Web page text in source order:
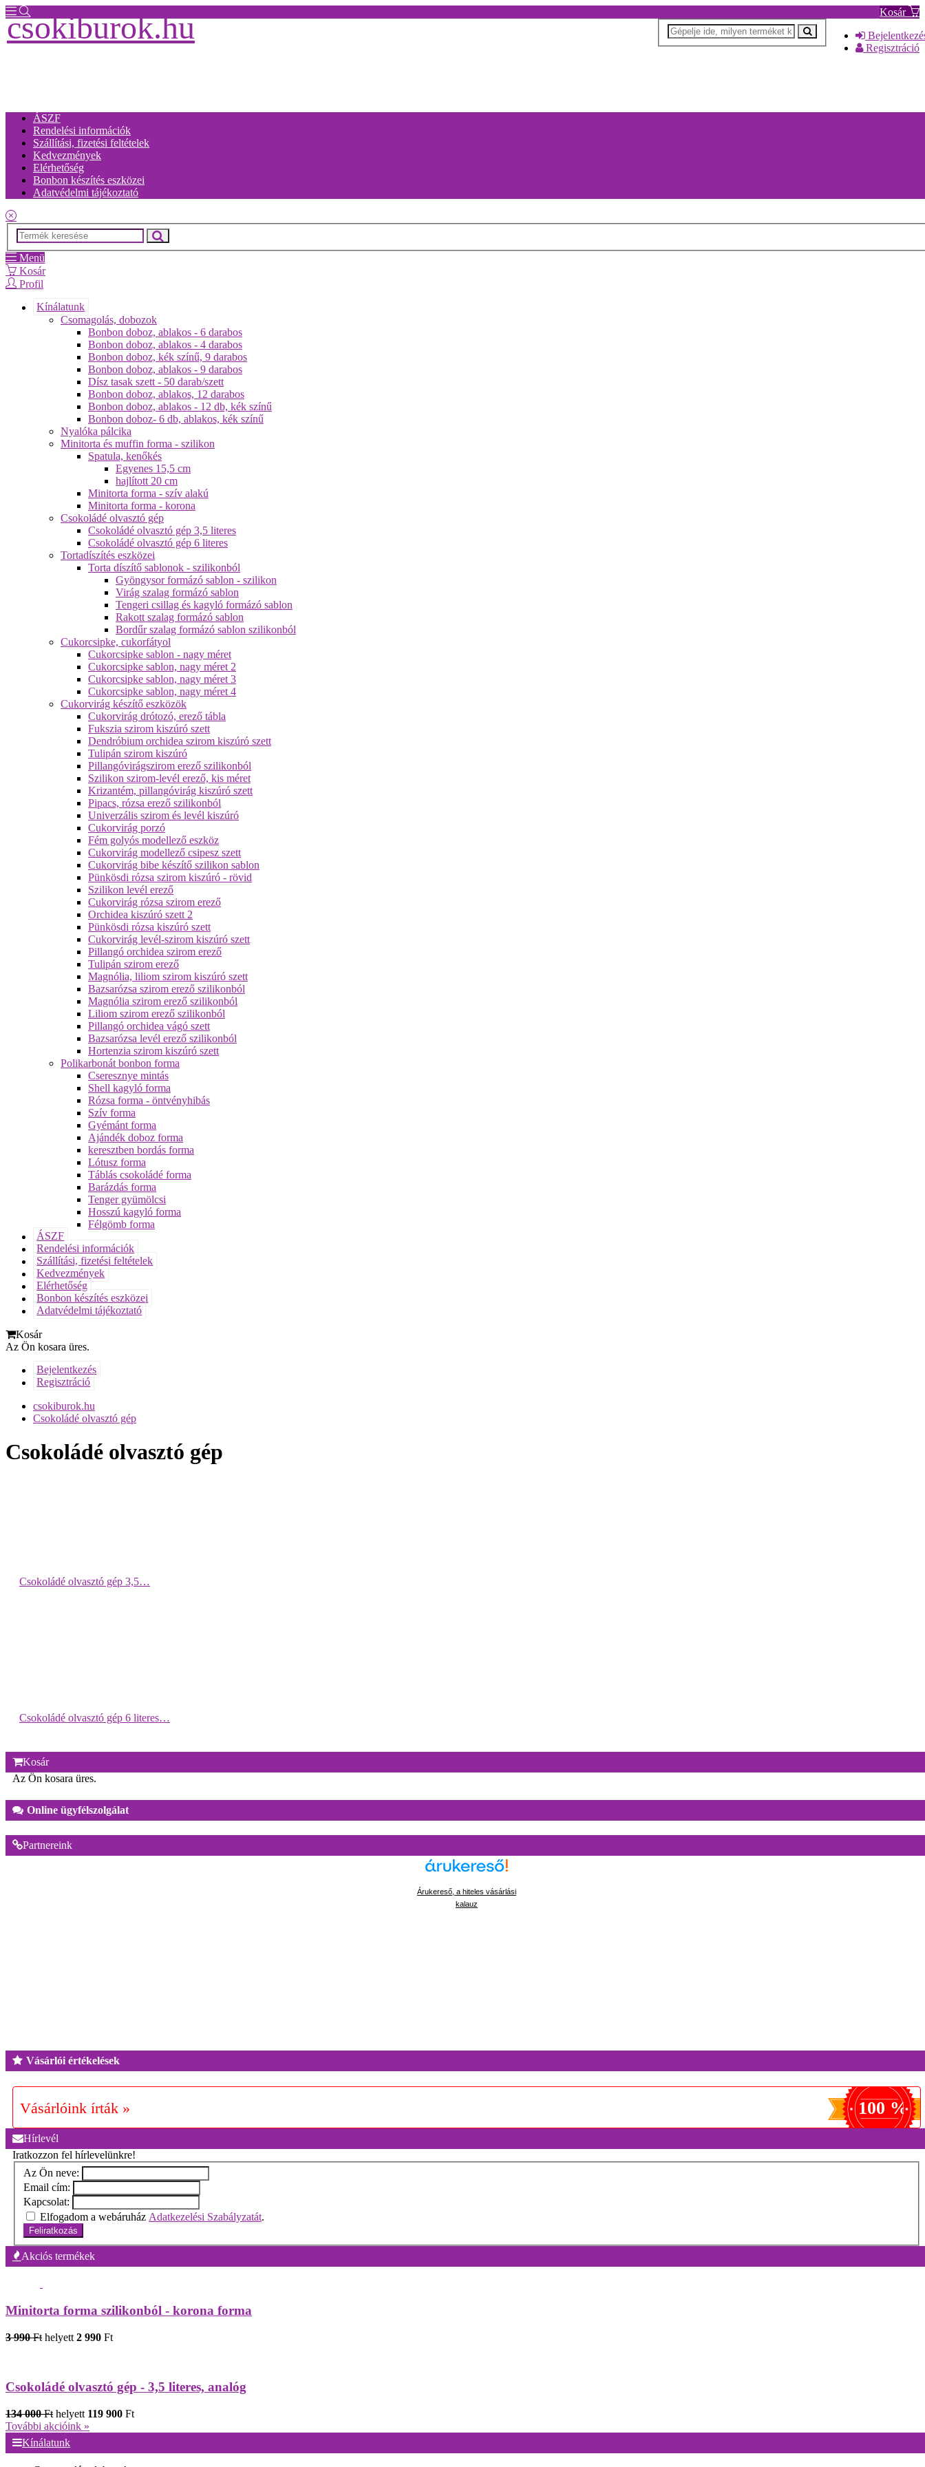
Kosár
Regisztráció
csokiburok.hu
ÁSZF
Rendelési információk
Szállítási, fizetési feltételek
Kedvezmények
Elérhetőség
Bonbon készítés eszközei
Adatvédelmi tájékoztató
Menü
Kosár
Profil
Kínálatunk
Csomagolás, dobozok
Bonbon doboz, ablakos - 6 darabos
Bonbon doboz, ablakos - 4 darabos
Bonbon doboz, kék színű, 9 darabos
Bonbon doboz, ablakos - 9 darabos
Dísz tasak szett - 50 darab/szett
Bonbon doboz, ablakos, 12 darabos
Bonbon doboz, ablakos - 12 db, kék színű
Bonbon doboz- 6 db, ablakos, kék színű
Nyalóka pálcika
Minitorta és muffin forma - szilikon
Spatula, kenőkés
Egyenes 15,5 cm
hajlított 20 cm
Minitorta forma - szív alakú
Minitorta forma - korona
Csokoládé olvasztó gép
Csokoládé olvasztó gép 3,5 literes
Csokoládé olvasztó gép 6 literes
Tortadíszítés eszközei
Torta díszítő sablonok - szilikonból
Gyöngysor formázó sablon - szilikon
Virág szalag formázó sablon
Tengeri csillag és kagyló formázó sablon
Rakott szalag formázó sablon
Bordűr szalag formázó sablon szilikonból
Cukorcsipke, cukorfátyol
Cukorcsipke sablon - nagy méret
Cukorcsipke sablon, nagy méret 2
Cukorcsipke sablon, nagy méret 3
Cukorcsipke sablon, nagy méret 4
Cukorvirág készítő eszközök
Cukorvirág drótozó, erező tábla
Fukszia szirom kiszúró szett
Dendróbium orchidea szirom kiszúró szett
Tulipán szirom kiszúró
Pillangóvirágszirom erező szilikonból
Szilikon szirom-levél erező, kis méret
Krizantém, pillangóvirág kiszúró szett
Pipacs, rózsa erező szilikonból
Univerzális szirom és levél kiszúró
Cukorvirág porzó
Fém golyós modellező eszköz
Cukorvirág modellező csipesz szett
Cukorvirág bibe készítő szilikon sablon
Pünkösdi rózsa szirom kiszúró - rövid
Szilikon levél erező
Cukorvirág rózsa szirom erező
Orchidea kiszúró szett 2
Pünkösdi rózsa kiszúró szett
Cukorvirág levél-szirom kiszúró szett
Pillangó orchidea szirom erező
Tulipán szirom erező
Magnólia, liliom szirom kiszúró szett
Bazsarózsa szirom erező szilikonból
Magnólia szirom erező szilikonból
Liliom szirom erező szilikonból
Pillangó orchidea vágó szett
Bazsarózsa levél erező szilikonból
Hortenzia szirom kiszúró szett
Polikarbonát bonbon forma
Cseresznye mintás
Shell kagyló forma
Rózsa forma - öntvényhibás
Szív forma
Gyémánt forma
Ajándék doboz forma
keresztben bordás forma
Lótusz forma
Táblás csokoládé forma
Barázdás forma
Tenger gyümölcsi
Hosszú kagyló forma
Félgömb forma
ÁSZF
Rendelési információk
Szállítási, fizetési feltételek
Kedvezmények
Elérhetőség
Bonbon készítés eszközei
Adatvédelmi tájékoztató
Kosár
Az Ön kosara üres.
Bejelentkezés
Regisztráció
csokiburok.hu
Csokoládé olvasztó gép
Csokoládé olvasztó gép
Csokoládé olvasztó gép 3,5…
Csokoládé olvasztó gép 6 literes…
Kosár
Az Ön kosara üres.
Online ügyfélszolgálat
Partnereink
Árukereső, a hiteles vásárlási
kalauz
Vásárlói értékelések
Vásárlóink írták » 100 %
Hírlevél
Iratkozzon fel hírlevelünkre!
Az Ön neve:
Email cím:
Kapcsolat:
Elfogadom a webáruház Adatkezelési Szabályzatát.
Feliratkozás
Akciós termékek
Minitorta forma szilikonból - korona forma
3 990 Ft helyett 2 990 Ft
Csokoládé olvasztó gép - 3,5 literes, analóg
134 000 Ft helyett 119 900 Ft
További akcióink »
Kínálatunk